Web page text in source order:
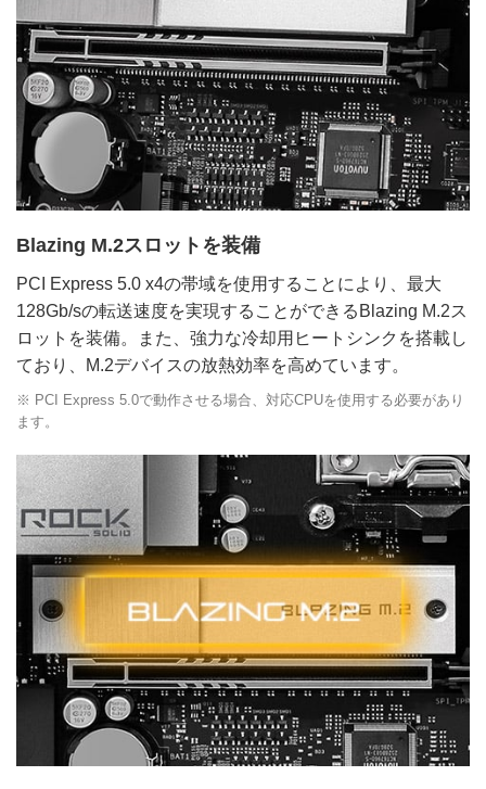
Blazing M.2スロットを装備
PCI Express 5.0 x4の帯域を使用することにより、最大
128Gb/sの転送速度を実現することができるBlazing M.2ス
ロットを装備。また、強力な冷却用ヒートシンクを搭載し
ており、M.2デバイスの放熱効率を高めています。
※ PCI Express 5.0で動作させる場合、対応CPUを使用する必要があり
ます。